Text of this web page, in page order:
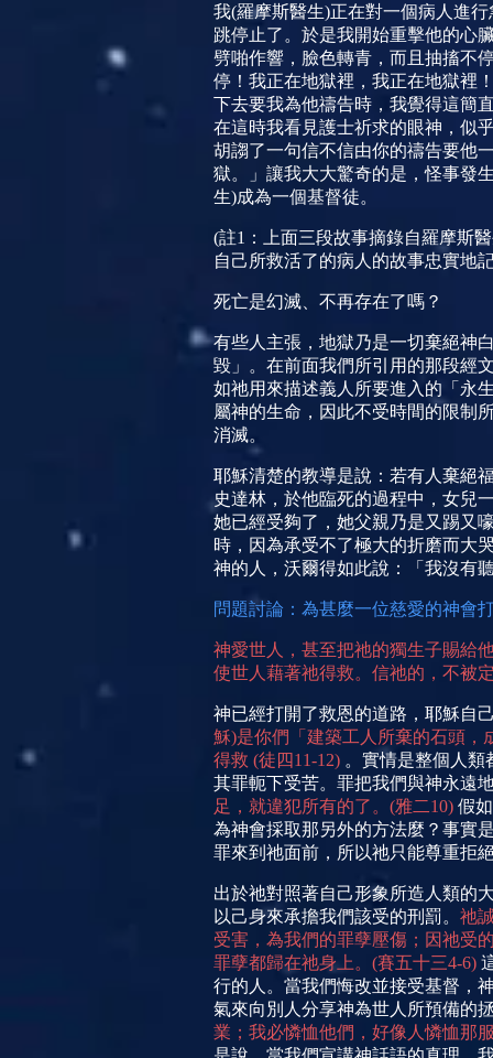
我(羅摩斯醫生)正在對一個病人進
跳停止了。於是我開始重擊他的心
劈啪作響，臉色轉青，而且抽搐不
停！我正在地獄裡，我正在地獄裡
下去要我為他禱告時，我覺得這簡
在這時我看見護士祈求的眼神，似
胡謅了一句信不信由你的禱告要他
獄。」讓我大大驚奇的是，怪事發
生)成為一個基督徒。
(註1 ：上面三段故事摘錄自羅摩斯
自己所救活了的病人的故事忠實地
死亡是幻滅、不再存在了嗎？
有些人主張，地獄乃是一切棄絕神
毀」。在前面我們所引用的那段經
如祂用來描述義人所要進入的「永
屬神的生命，因此不受時間的限制
消滅。
耶穌清楚的教導是說：若有人棄絕
史達林，於他臨死的過程中，女兒
她已經受夠了，她父親乃是又踢又
時，因為承受不了極大的折磨而大
神的人，沃爾得如此說：「我沒有
問題討論：為甚麼一位慈愛的神會
神愛世人，甚至把祂的獨生子賜給
使世人藉著祂得救。信祂的，不被
神已經打開了救恩的道路，耶穌自
穌)是你們「建築工人所棄的石頭，
得救 (徒四11-12) 。實情是整個人類
其罪軛下受苦。罪把我們與神永遠
足，就違犯所有的了。 (雅二10) 假
為神會採取那另外的方法麼？事實
罪來到祂面前，所以祂只能尊重拒
出於祂對照著自己形象所造人類的
以己身來承擔我們該受的刑罰。 祂
受害，為我們的罪孽壓傷；因祂受
罪孽都歸在祂身上。 (賽五十三4-6)
行的人。當我們悔改並接受基督，
氣來向別人分享神為世人所預備的
業；我必憐恤他們，好像人憐恤那